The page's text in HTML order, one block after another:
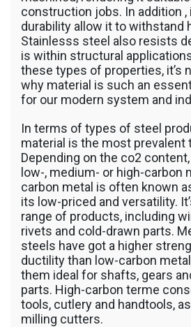
รับเหมาถมที่ รถตัก CAT 950 รถ
WA 380 WA 320 WA 200 รถตัก
220 ZW 180 แบ็คโฮ CAT 320
โฮ Komatsu PC 200 LC บูมยาว
120 แบ็คโฮ Kobelco SK 210 บูม
SK 140ขุดดิน ตักหิน ตักทราย ตั
ตักกะลาปาร์ม ตักไม้สับ ตักวู๊ดชิ
สินค้าต่างๆ ขนย้ายเครื่องจักร โ
รถพื้นเรียบชานต่ำ (Low bed) ข
รถพ่วงดั๊มพ์ จำหน่ายดิน หิน ทรา
ที่ รถตัก CAT 950 รถตัก
320 WA 200 รถตัก Hitachi ZW
แบ็คโฮ CAT 320 CAT 312 แบ็ค
PC 200 LC บูมยาว PC 200 PC
Kobelco SK 210 บูมยาว SK 200
Materials
construction jobs. In addition ,
durability allow it to withstand
Stainlesss steel also resists
is within structural
these types of properties, it’s
why material is such an
for our modern system and
In terms of types of steel
material is the most prevalent
Depending on the co2 content,
low-, medium- or high-carbon
carbon metal is often known
its low-priced and versatility.
range of products, including
rivets and cold-drawn parts.
steels have got a higher
ductility than low-carbon
them ideal for shafts, gears
parts. High-carbon terme
tools, cutlery and handtools,
milling cutters.